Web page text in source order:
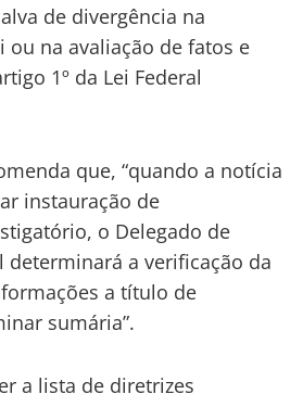
de divergência na
ou na avaliação de fatos e
1º da Lei Federal
que, “quando a notícia
instauração de
o Delegado de
determinará a verificação da
a título de
sumária”.
a lista de diretrizes